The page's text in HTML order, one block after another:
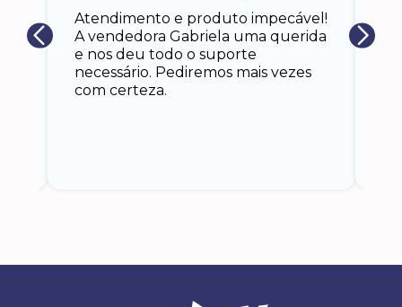
Atendimento e produto impecável!
A vendedora Gabriela uma querida
e nos deu todo o suporte
necessário. Pediremos mais vezes
com certeza.